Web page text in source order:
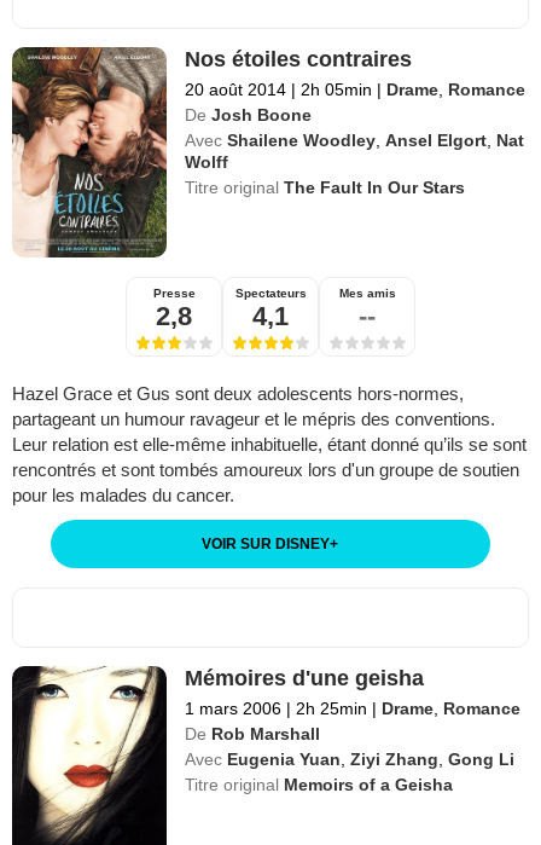
Nos étoiles contraires
20 août 2014 | 2h 05min | Drame, Romance
De Josh Boone
Avec Shailene Woodley,Ansel Elgort, Nat
Wolff
Titre originalThe Fault In Our Stars
Presse
2,8
Spectateurs
4,1
Mes amis
--
Hazel Grace et Gus sont deux adolescents hors-normes,
partageant un humour ravageur et le mépris des conventions.
Leur relation est elle-même inhabituelle, étant donné qu’ils se sont
rencontrés et sont tombés amoureux lors d'un groupe de soutien
pour les malades du cancer.
VOIR SUR DISNEY+
Mémoires d'une geisha
1 mars 2006 | 2h 25min | Drame, Romance
De Rob Marshall
Avec Eugenia Yuan,Ziyi Zhang,Gong Li
Titre original Memoirs of a Geisha